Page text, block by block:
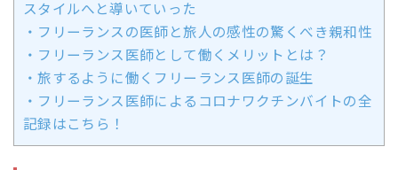
スタイルへと導いていった
・フリーランスの医師と旅人の感性の驚くべき親和性
・フリーランス医師として働くメリットとは？
・旅するように働くフリーランス医師の誕生
・フリーランス医師によるコロナワクチンバイトの全
記録はこちら！